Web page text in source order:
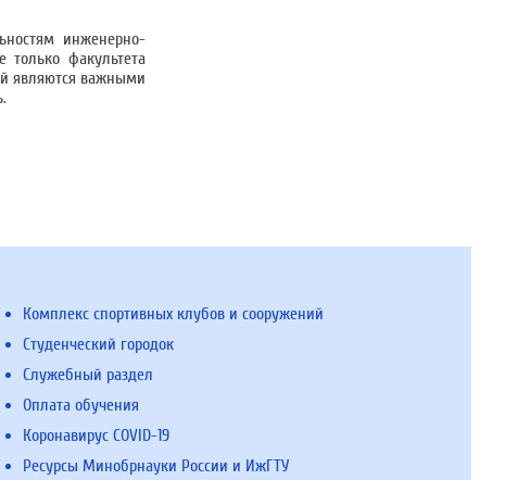
инженерно-
только факультета
являются важными
Комплекс спортивных клубов и сооружений
Студенческий городок
Служебный раздел
Оплата обучения
Коронавирус COVID-19
Ресурсы Минобрнауки России и ИжГТУ